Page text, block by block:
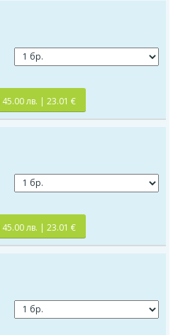
45.00 лв. | 23.01 €
45.00 лв. | 23.01 €